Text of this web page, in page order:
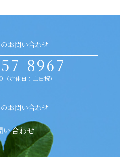
お問い合わせ
8967
定休日：土日祝）
お問い合わせ
い合わせ